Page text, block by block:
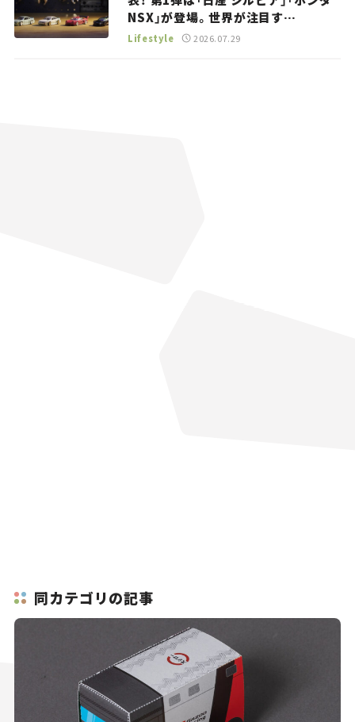
NSX」が登場。世界が注目す
る“JDM”に焦点【クルマとホビー】
Lifestyle 2026.07.29
同カテゴリの記事